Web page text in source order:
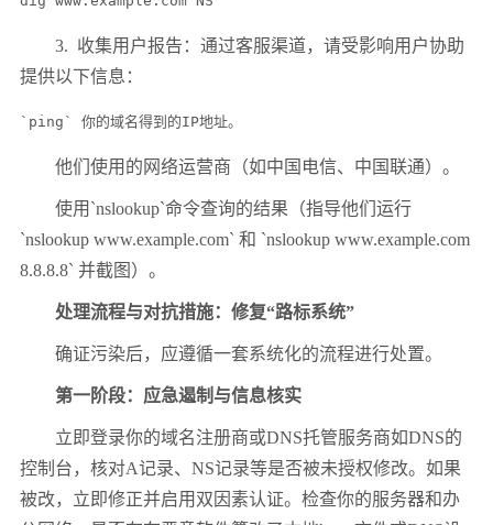
3. 收集用户报告：通过客服渠道，请受影响用户协助
提供以下信息：
`ping` 你的域名得到的IP地址。
他们使用的网络运营商（如中国电信、中国联通）。
使用 `nslookup`命令查询的结果（指导他们运行
`nslookup www.example.com` 和 `nslookup www.example.com
8.8.8.8` 并截图）。
处理流程与对抗措施：修复“路标系统”
确证污染后，应遵循一套系统化的流程进行处置。
第一阶段：应急遏制与信息核实
立即登录你的域名注册商或DNS托管服务商如DNS的
控制台，核对A记录、 NS记录等是否被未授权修改。如果
被改，立即修正并启用双因素认证。检查你的服务器和办